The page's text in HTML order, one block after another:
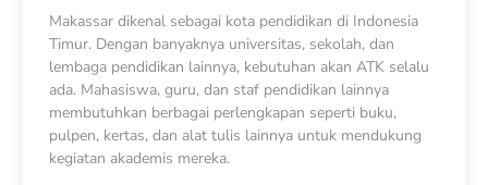
Makassar dikenal sebagai kota pendidikan di Indonesia
Timur. Dengan banyaknya universitas, sekolah, dan
lembaga pendidikan lainnya, kebutuhan akan ATK selalu
ada. Mahasiswa, guru, dan staf pendidikan lainnya
membutuhkan berbagai perlengkapan seperti buku,
pulpen, kertas, dan alat tulis lainnya untuk mendukung
kegiatan akademis mereka.